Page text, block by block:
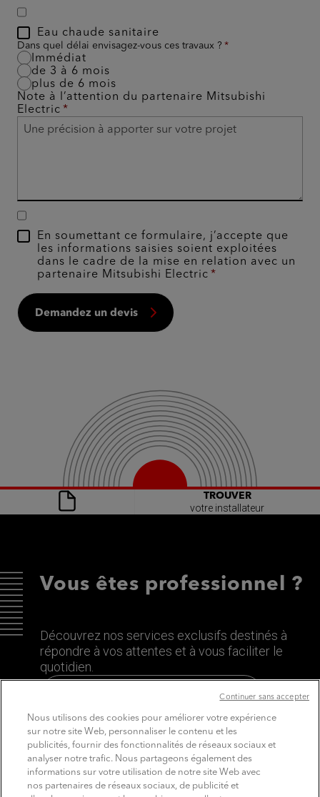
Eau chaude sanitaire
Dans quel délai envisagez-vous ces travaux ?
Immédiat
de 3 à 6 mois
plus de 6 mois
Note à l’attention du partenaire Mitsubishi
Electric
En soumettant ce formulaire, j’accepte que
les informations saisies soient exploitées
dans le cadre de la mise en relation avec un
partenaire Mitsubishi Electric
Demandez un devis
TROUVER
votre installateur
Vous êtes professionnel ?
Découvrez nos services exclusifs destinés à
répondre à vos attentes et à vous faciliter le
quotidien.
Découvrez le site dédié aux Pros
Nous utilisons des cookies pour améliorer votre expérience
sur notre site Web, personnaliser le contenu et les
publicités, fournir des fonctionnalités de réseaux sociaux et
analyser notre trafic. Nous partageons également des
informations sur votre utilisation de notre site Web avec
nos partenaires de réseaux sociaux, de publicité et
Continuer sans accepter